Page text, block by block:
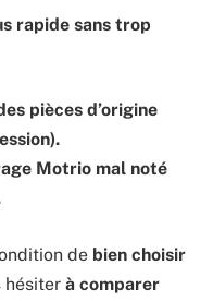
rapide sans trop
pièces d’origine
Motrio mal noté
de bien choisir
hésiter à comparer